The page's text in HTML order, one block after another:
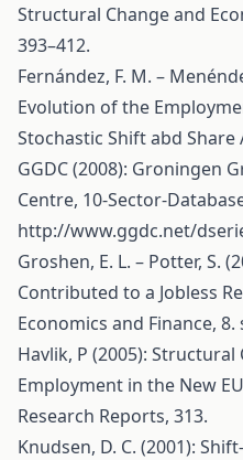
Structural Change and
393–412.
Fernández, F. M. –
Evolution of the
Stochastic Shift abd
GGDC (2008): Groningen
Centre, 10-Sector-
http://www.ggdc.net/
Groshen, E. L. – Potter, S.
Contributed to a Jobless
Economics and Finance, 8.
Havlik, P (2005):
Employment in the New
Research Reports, 313.
Knudsen, D. C. (2001):